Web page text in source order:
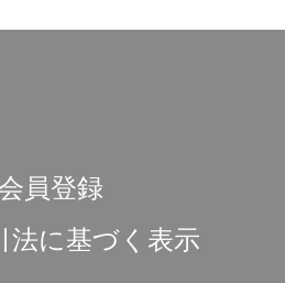
員登録
法に基づく表示